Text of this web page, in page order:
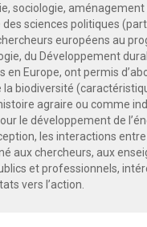
sociologie,
des sciences politiques
européens au
du Développement
en Europe, ont permis
la biodiversité
agraire ou comme
le développement de
les interactions
aux chercheurs, aux
et professionnels,
vers l’action.